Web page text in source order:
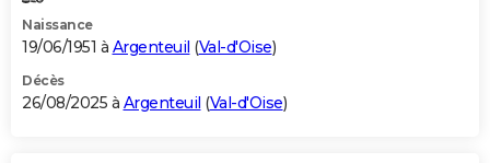
Naissance
19/06/1951 à Argenteuil (Val-d'Oise)
Décès
26/08/2025 à Argenteuil (Val-d'Oise)